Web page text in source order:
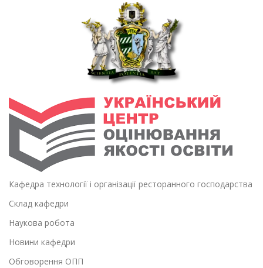
Кафедра технології і організації ресторанного господарства
Склад кафедри
Наукова робота
Новини кафедри
Обговорення ОПП